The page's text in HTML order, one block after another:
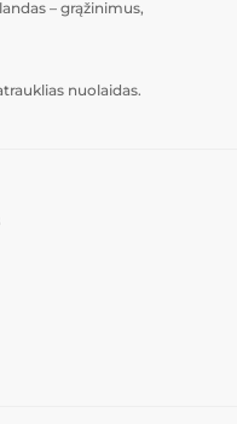
– grąžinimus,
nuolaidas.